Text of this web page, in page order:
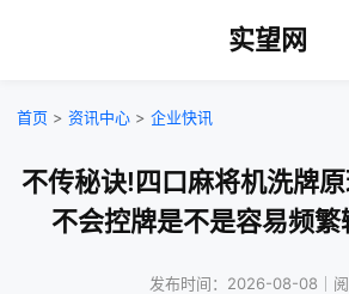
实望网
首页 > 资讯中心 > 企业快讯
不传秘诀!四口麻将机洗牌原
不会控牌是不是容易频
发布时间：2026-08-08｜阅